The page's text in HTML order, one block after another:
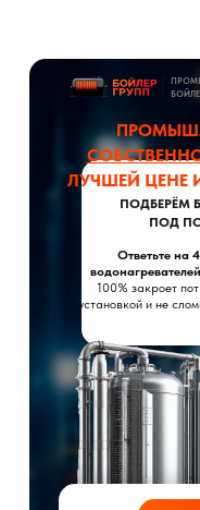
Ответьте на
водонагревателей
100% закроет
установкой и не
ЛУЧШЕЙ ЦЕНЕ
ПОДБЕРЁМ
ПОД